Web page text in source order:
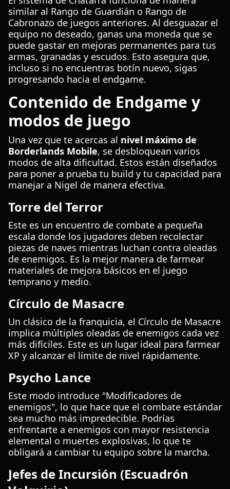
similar al Rango de Guardián o Rango de
Cabronazo de juegos anteriores. Al desguazar el
equipo no deseado, ganas una moneda que se
puede gastar en mejoras permanentes para tus
armas, granadas y escudos. Esto asegura que,
incluso si no encuentras botín nuevo, sigas
progresando hacia el endgame.
Contenido de Endgame y
modos de juego
Una vez que te acercas al nivel máximo de
Borderlands Mobile, se desbloquean varios
modos de alta dificultad. Estos están diseñados
para poner a prueba tu build y tu capacidad para
manejar a Nigel de manera efectiva.
Torre del Terror
Este es un encuentro de combate a pequeña
escala donde los jugadores deben recolectar
piezas de naves mientras luchan contra oleadas
de enemigos. Es la mejor manera de farmear
materiales de mejora básicos en el juego
temprano y medio.
Círculo de Masacre
Un clásico de la franquicia, el Círculo de Masacre
implica múltiples oleadas de enemigos cada vez
más difíciles. Este es un lugar ideal para farmear
XP y alcanzar el límite de nivel rápidamente.
Psycho Lance
Este modo introduce "Modificadores de
enemigos", lo que hace que el combate estándar
sea mucho más impredecible. Podrías
enfrentarte a enemigos con mayor resistencia
elemental o muertes explosivas, lo que te
obligará a cambiar tu equipo sobre la marcha.
Jefes de Incursión (Escuadrón